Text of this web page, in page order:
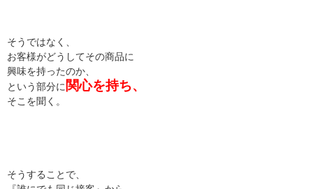
そうではなく、
お客様がどうしてその商品に
興味を持ったのか、
という部分に 関心を持ち、
そこを聞く。
そうすることで、